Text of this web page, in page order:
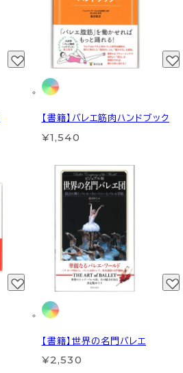
【書籍】バレエ筋肉ハンドブック
¥1,540
【書籍】世界の名門バレエ
¥2,530